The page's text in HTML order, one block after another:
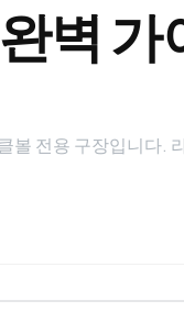
벽
전용 구장입니다.